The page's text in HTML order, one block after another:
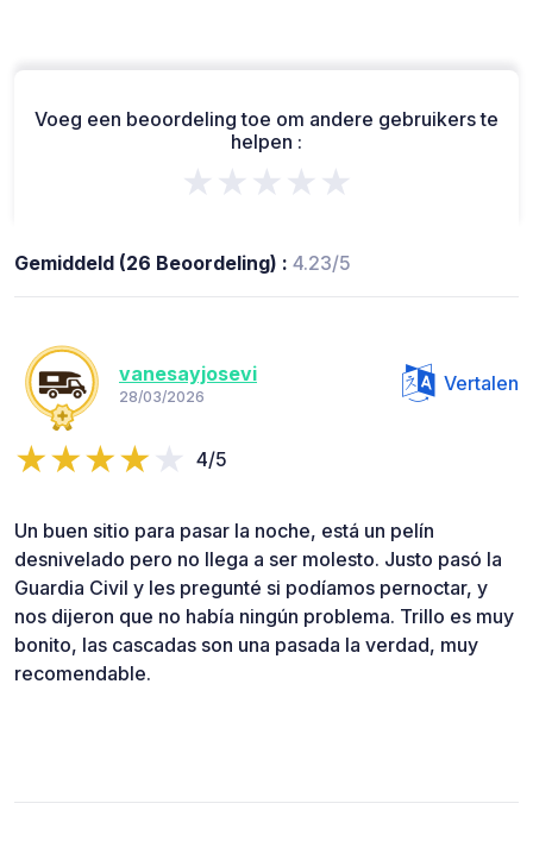
Voeg een beoordeling toe om andere gebruikers te
helpen :
★★★★★
Gemiddeld (26 Beoordeling) : 4.23/5
vanesayjosevi
28/03/2026
Vertalen
4/5
Un buen sitio para pasar la noche, está un pelín
desnivelado pero no llega a ser molesto. Justo pasó la
Guardia Civil y les pregunté si podíamos pernoctar, y
nos dijeron que no había ningún problema. Trillo es muy
bonito, las cascadas son una pasada la verdad, muy
recomendable.